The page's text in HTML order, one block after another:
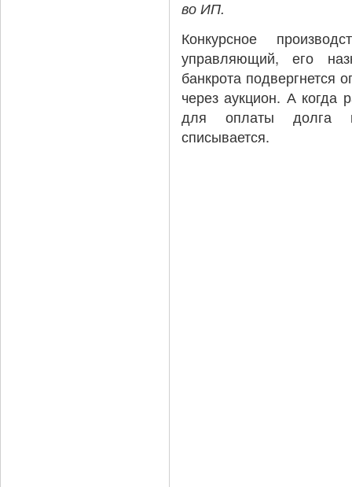
во ИП.
Конкурсное
управляющий, его
банкрота подвергнется
через аукцион. А когда
для оплаты долга
списывается.